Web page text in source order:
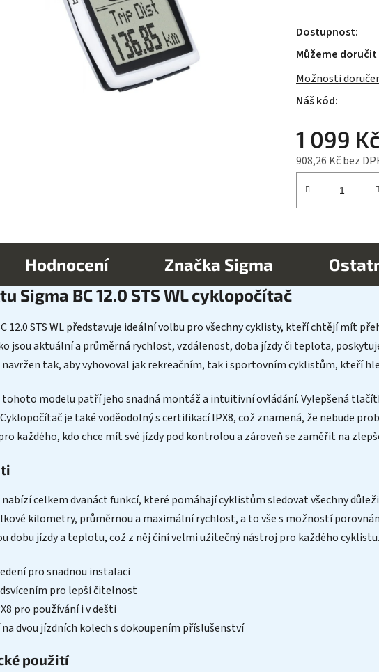
Dostupnost
Můžeme doručit
Možnosti
1 099 Kč
908,26 Kč bez
Měrná cena:
Hodnocení Značka Sigma
Sigma BC 12.0 STS WL cyklopočítač
12.0 STS WL představuje ideální volbu pro všechny cyklisty, kteří chtějí mít
jsou aktuální a průměrná rychlost, vzdálenost, doba jízdy či teplota,
tak, aby vyhovoval jak rekreačním, tak i sportovním cyklistům, kteří
modelu patří jeho snadná montáž a intuitivní ovládání. Vylepšená
je také voděodolný s certifikací IPX8, což znamená, že nebude
každého, kdo chce mít své jízdy pod kontrolou a zároveň se zaměřit na
nabízí celkem dvanáct funkcí, které pomáhají cyklistům sledovat všechny
kilometry, průměrnou a maximální rychlost, a to vše s možností
dobu jízdy a teplotu, což z něj činí velmi užitečný nástroj pro každého cyklistu.
pro snadnou instalaci
pro lepší čitelnost
pro používání i v dešti
dvou jízdních kolech s dokoupením příslušenství
použití